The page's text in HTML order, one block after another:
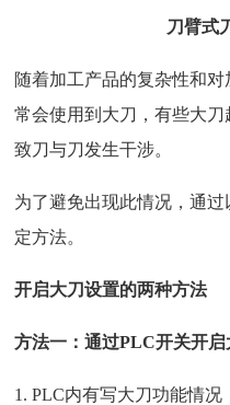
刀臂式
随着加工产品的复杂性和
常会使用到大刀，有些大
致刀与刀发生干涉。
为了避免出现此情况，通
定方法。
开启大刀设置的两种方法
方法一：通过PLC开关开启
1. PLC内有写大刀功能情